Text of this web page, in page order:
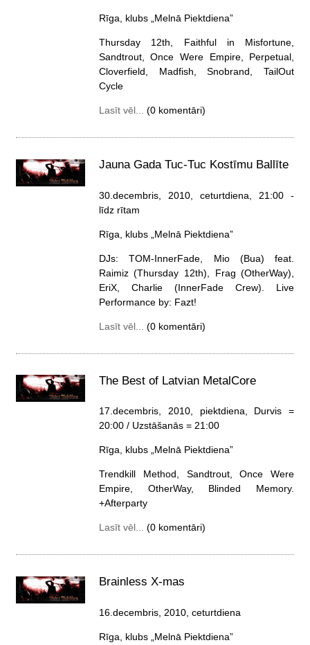
Rīga, klubs „Melnā Piektdiena”
Thursday 12th, Faithful in Misfortune,
Sandtrout, Once Were Empire, Perpetual,
Cloverfield, Madfish, Snobrand, TailOut
Cycle
Lasīt vēl... (0 komentāri)
Jauna Gada Tuc-Tuc Kostīmu Ballīte
30.decembris, 2010, ceturtdiena , 21:00 -
līdz rītam
Rīga, klubs „Melnā Piektdiena”
DJs: TOM-InnerFade, Mio (Bua) feat.
Raimiz (Thursday 12th), Frag (OtherWay),
EriX, Charlie (InnerFade Crew). Live
Performance by: Fazt!
Lasīt vēl... (0 komentāri)
The Best of Latvian MetalCore
17.decembris, 2010, piektdiena , Durvis =
20:00 / Uzstāšanās = 21:00
Rīga, klubs „Melnā Piektdiena”
Trendkill Method, Sandtrout, Once Were
Empire, OtherWay, Blinded Memory.
+Afterparty
Lasīt vēl... (0 komentāri)
Brainless X-mas
16.decembris, 2010, ceturtdiena
Rīga, klubs „Melnā Piektdiena”